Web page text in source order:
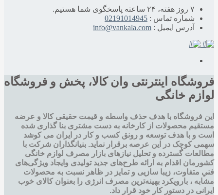
۷ روز هفته، ۲۴ ساعته پاسخگوی شما هستیم.
شماره تماس :02191014945
آدرس ایمیل :info@vankala.com
اینترنتی وان کالا، پخش و فروشگاه
خانگی
فروشگاه با هدف حذف واسطه و قیمت حقیقی کالا و عرضه
محصولات از کارخانه به دست مشتری بنا گذاری شده
و با هدف توسعه و رونق کسب و کار در ایران می کوشد
کوچک در این عرصه برقرار نماید. بنیانگذاران شرکت با
گسترده و تحليل نيازهای بازار مصرف لوازم خانگی
اقدام به ارائه طرح‌های جديد تولیدی وایجاد ويژگی‌های
متفاوت، زيبا سازيی و تمايز در ظاهر نسبت به محصولات
، بارویکرد بهینه‌ترین مصرف انرژی را بعنوان کالای خوب
در دستور کار خود قرار داد.